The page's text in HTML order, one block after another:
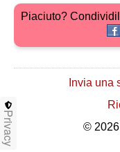
Piaciuto?
Invia una
©
Privacy